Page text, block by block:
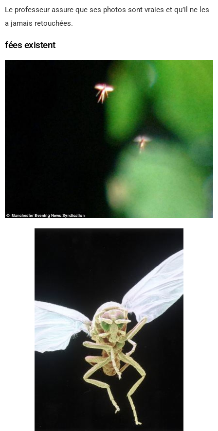
Le professeur assure que ses photos sont vraies et qu’il ne les
a jamais retouchées.
fées existent